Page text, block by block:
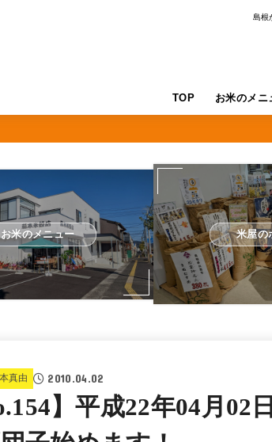
島根
TOP お米のメニ
お米のメニュー 米屋の
真由 2010.04.02
】平成22年04月